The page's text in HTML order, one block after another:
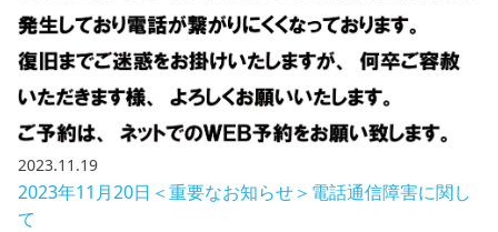
2023.11.19
2023年11月20日＜重要なお知らせ＞電話通信障害に関し
て